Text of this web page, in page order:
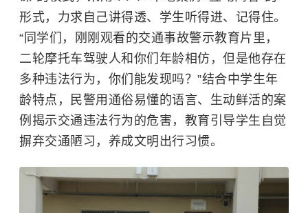
形式，力求自己讲得透、学生听得进、记得住。
“同学们，刚刚观看的交通事故警示教育片里，
二轮摩托车驾驶人和你们年龄相仿，但是他存在
多种违法行为，你们能发现吗？”结合中学生年
龄特点，民警用通俗易懂的语言、生动鲜活的案
例揭示交通违法行为的危害，教育引导学生自觉
摒弃交通陋习，养成文明出行习惯。